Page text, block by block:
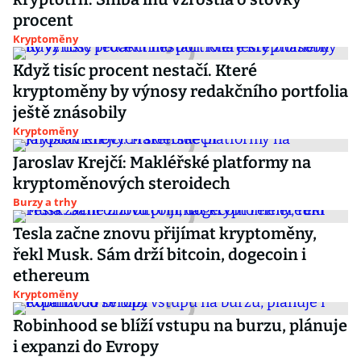
procent
Kryptoměny
Když tisíc procent nestačí. Které
kryptoměny by výnosy redakčního portfolia
ještě znásobily
Kryptoměny
Jaroslav Krejčí: Makléřské platformy na
kryptoměnových steroidech
Burzy a trhy
Tesla začne znovu přijímat kryptoměny,
řekl Musk. Sám drží bitcoin, dogecoin i
ethereum
Kryptoměny
Robinhood se blíží vstupu na burzu, plánuje
i expanzi do Evropy